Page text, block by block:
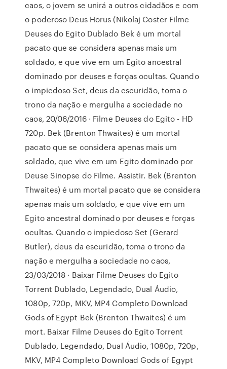
caos, o jovem se unirá a outros cidadãos e com
o poderoso Deus Horus (Nikolaj Coster Filme
Deuses do Egito Dublado Bek é um mortal
pacato que se considera apenas mais um
soldado, e que vive em um Egito ancestral
dominado por deuses e forças ocultas. Quando
o impiedoso Set, deus da escuridão, toma o
trono da nação e mergulha a sociedade no
caos, 20/06/2016 · Filme Deuses do Egito - HD
720p. Bek (Brenton Thwaites) é um mortal
pacato que se considera apenas mais um
soldado, que vive em um Egito dominado por
Deuse Sinopse do Filme. Assistir. Bek (Brenton
Thwaites) é um mortal pacato que se considera
apenas mais um soldado, e que vive em um
Egito ancestral dominado por deuses e forças
ocultas. Quando o impiedoso Set (Gerard
Butler), deus da escuridão, toma o trono da
nação e mergulha a sociedade no caos,
23/03/2018 · Baixar Filme Deuses do Egito
Torrent Dublado, Legendado, Dual Áudio,
1080p, 720p, MKV, MP4 Completo Download
Gods of Egypt Bek (Brenton Thwaites) é um
mort. Baixar Filme Deuses do Egito Torrent
Dublado, Legendado, Dual Áudio, 1080p, 720p,
MKV, MP4 Completo Download Gods of Egypt